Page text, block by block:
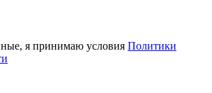
я принимаю условия Политики